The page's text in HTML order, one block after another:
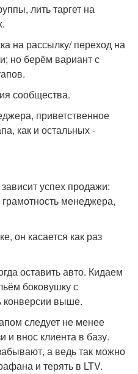
лить таргет на
на рассылку/ переход на
но берём вариант с
сообщества.
приветственное
как и остальных -
успех продажи:
менеджера,
он касается как раз
оставить авто. Кидаем
боковушку с
конверсии выше.
следует не менее
и внос клиента в базу.
а ведь так можно
и терять в LTV.